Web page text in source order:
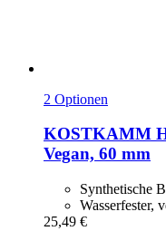
2 Optionen
KOSTKAMM
Vegan, 60 mm
Synthetische
Wasserfester,
25,49 €